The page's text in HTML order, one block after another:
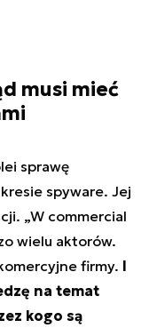
musi mieć
sprawę
spyware. Jej
„W commercial
wielu aktorów.
firmy. I
na temat
kogo są